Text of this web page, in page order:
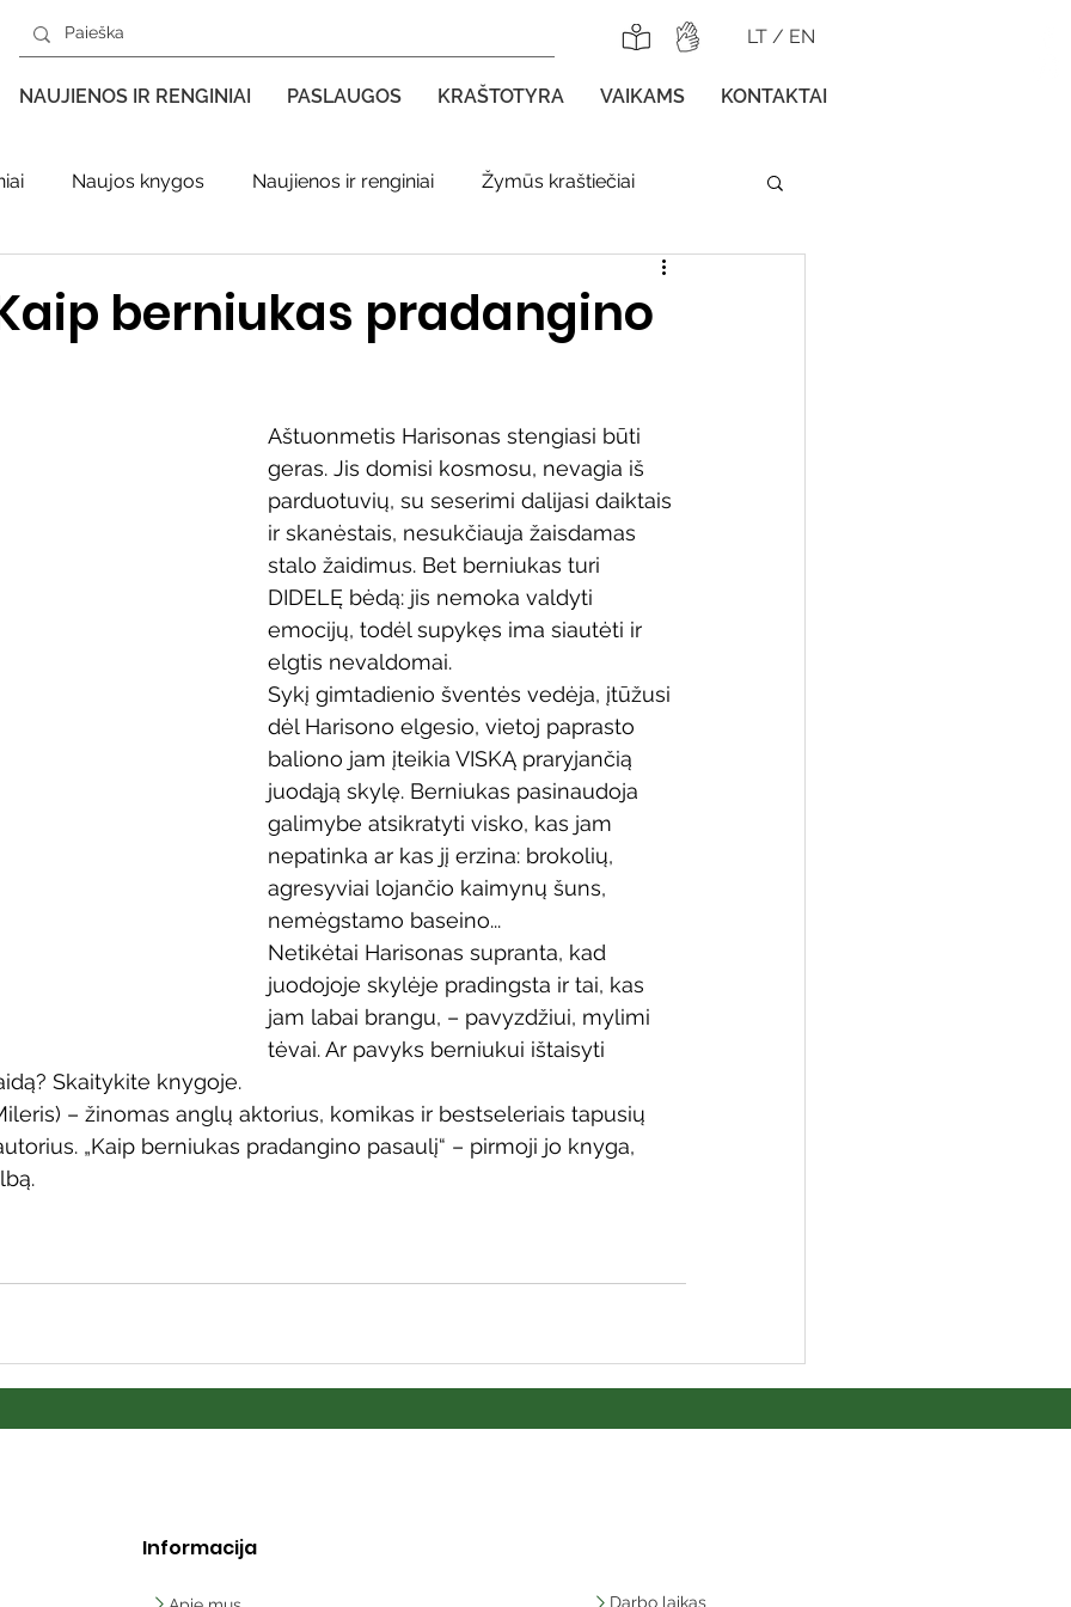
LT / EN
NAUJIENOS IR RENGINIAI PASLAUGOS KRAŠTOTYRA VAIKAMS KONTAKTAI
Naujos knygos Naujienos ir renginiai Žymūs kraštiečiai
Kilnojamos parodos
Literatų klubo veikla Naujos knygos vaikams
Kaimo bibliotekų renginiai
Žymios datos
berniukas pradangino
Aštuonmetis Harisonas stengiasi būti
geras. Jis domisi kosmosu, nevagia iš
parduotuvių, su seserimi dalijasi daiktais
ir skanėstais, nesukčiauja žaisdamas
stalo žaidimus. Bet berniukas turi
DIDELĘ bėdą: jis nemoka valdyti
emocijų, todėl supykęs ima siautėti ir
elgtis nevaldomai.
Sykį gimtadienio šventės vedėja, įtūžusi
dėl Harisono elgesio, vietoj paprasto
baliono jam įteikia VISKĄ praryjančią
juodąją skylę. Berniukas pasinaudoja
galimybe atsikratyti visko, kas jam
nepatinka ar kas jį erzina: brokolių,
agresyviai lojančio kaimynų šuns,
nemėgstamo baseino...
Netikėtai Harisonas supranta, kad
juodojoje skylėje pradingsta ir tai, kas
jam labai brangu, – pavyzdžiui, mylimi
tėvai. Ar pavyks berniukui ištaisyti
Skaitykite knygoje.
– žinomas anglų aktorius, komikas ir bestseleriais tapusių
„Kaip berniukas pradangino pasaulį“ – pirmoji jo knyga,
Informacija
Darbo laikas